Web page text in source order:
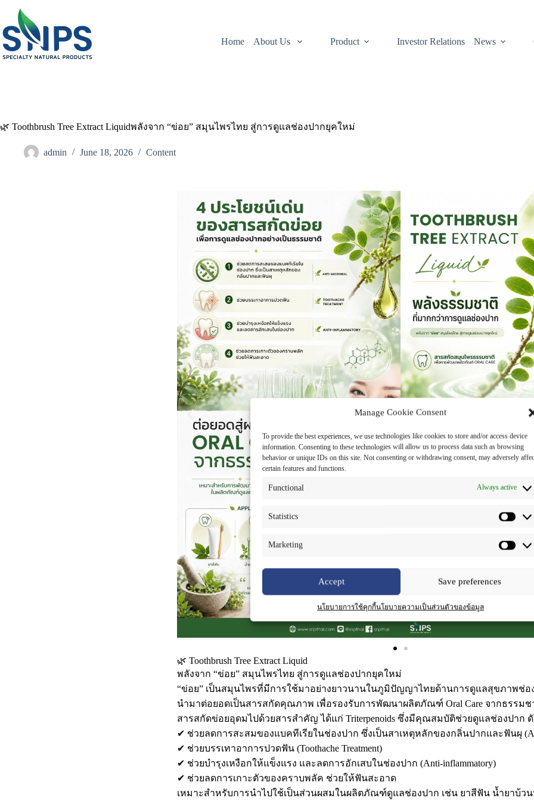
Manage Cookie Consent
To provide the best experiences, we use technologies like cookies to store and/or access device
information. Consenting to these technologies will allow us to process data such as browsing
behavior or unique IDs on this site. Not consenting or withdrawing consent, may adversely
certain features and functions.
Functional Always active
Statistics
Marketing
Accept Save preferences
นโยบายการใช้คุกกี้นโยบายความเป็นส่วนตัวของข้อมูล
Home About Us Product Investor Relations News
🌿 Toothbrush Tree Extract Liquidพลังจาก “ข่อย” สมุนไพรไทย สู่การดูแลช่องปากยุคใหม่
admin June 18, 2026 Content
🌿 Toothbrush Tree Extract Liquid
พลังจาก “ข่อย” สมุนไพรไทย สู่การดูแลช่องปากยุคใหม่
“ข่อย” เป็นสมุนไพรที่มีการใช้มาอย่างยาวนานในภูมิปัญญาไทยด้านการดูแลสุขภาพช่อง
นำมาต่อยอดเป็นสารสกัดคุณภาพ เพื่อรองรับการพัฒนาผลิตภัณฑ์ Oral Care จากธรรมช
สารสกัดข่อยอุดมไปด้วยสารสำคัญ ได้แก่ Triterpenoids ซึ่งมีคุณสมบัติช่วยดูแลช่องปาก
✔ ช่วยลดการสะสมของแบคทีเรียในช่องปาก ซึ่งเป็นสาเหตุหลักของกลิ่นปากและฟันผุ
✔ ช่วยบรรเทาอาการปวดฟัน (Toothache Treatment)
✔ ช่วยบำรุงเหงือกให้แข็งแรง และลดการอักเสบในช่องปาก (Anti-inflammatory)
✔ ช่วยลดการเกาะตัวของคราบพลัค ช่วยให้ฟันสะอาด
เหมาะสำหรับการนำไปใช้เป็นส่วนผสมในผลิตภัณฑ์ดูแลช่องปาก เช่น ยาสีฟัน น้ำยาบ้